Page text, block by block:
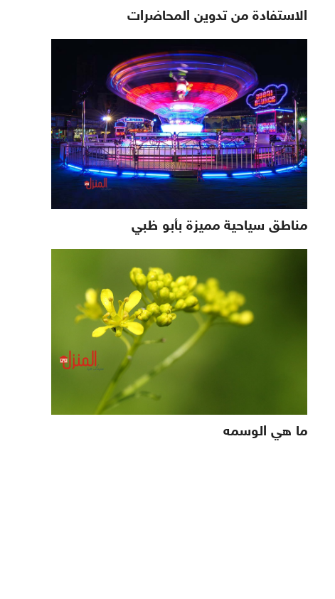
الاستفادة من تدوين المحاضرات
مناطق سياحية مميزة بأبو ظبي
ما هي الوسمه